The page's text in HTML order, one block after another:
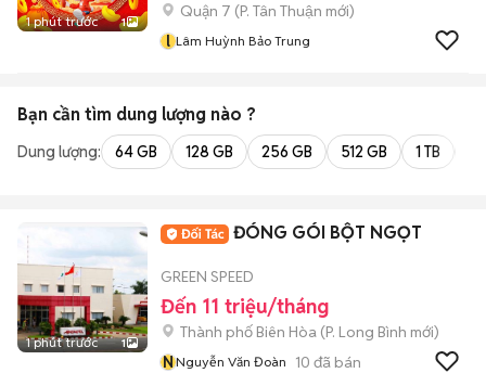
1 phút trước 1
Quận 7 (P. Tân Thuận mới)
l Lâm Huỳnh Bảo Trung
Bạn cần tìm dung lượng nào ?
Dung lượng: 64 GB 128 GB 256 GB 512 GB 1 TB
1 phút trước 1
ĐÓNG GÓI BỘT NGỌT
GREEN SPEED
Đến 11 triệu/tháng
Thành phố Biên Hòa (P. Long Bình mới)
NNguyễn Văn Đoàn 10 đã bán